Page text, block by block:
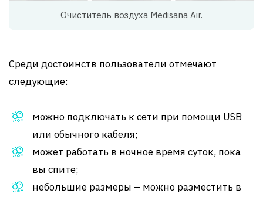
Очиститель воздуха Medisana Air.
Среди достоинств пользователи отмечают
следующие:
можно подключать к сети при помощи USB
или обычного кабеля;
может работать в ночное время суток, пока
вы спите;
небольшие размеры – можно разместить в